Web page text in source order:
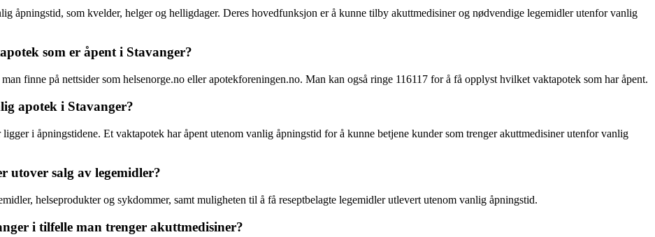
åpningstid, som kvelder, helger og helligdager. Deres hovedfunksjon er å kunne tilby akuttmedisiner og nødvendige legemidler utenfor vanlig
som er åpent i Stavanger?
finne på nettsider som helsenorge.no eller apotekforeningen.no. Man kan også ringe 116117 for å få opplyst hvilket vaktapotek som har åpent.
apotek i Stavanger?
i åpningstidene. Et vaktapotek har åpent utenom vanlig åpningstid for å kunne betjene kunder som trenger akuttmedisiner utenfor vanlig
utover salg av legemidler?
helseprodukter og sykdommer, samt muligheten til å få reseptbelagte legemidler utlevert utenom vanlig åpningstid.
i tilfelle man trenger akuttmedisiner?